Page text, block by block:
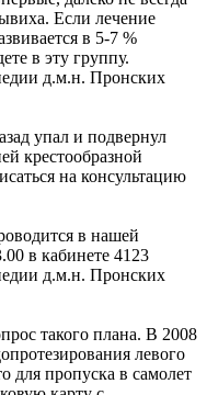
Если лечение
в 5-7 %
в эту группу.
д.м.н. Пронских
упал и подвернул
крестообразной
на консультацию
в нашей
в кабинете 4123
д.м.н. Пронских
такого плана. В 2008
левого
для пропуска в самолет